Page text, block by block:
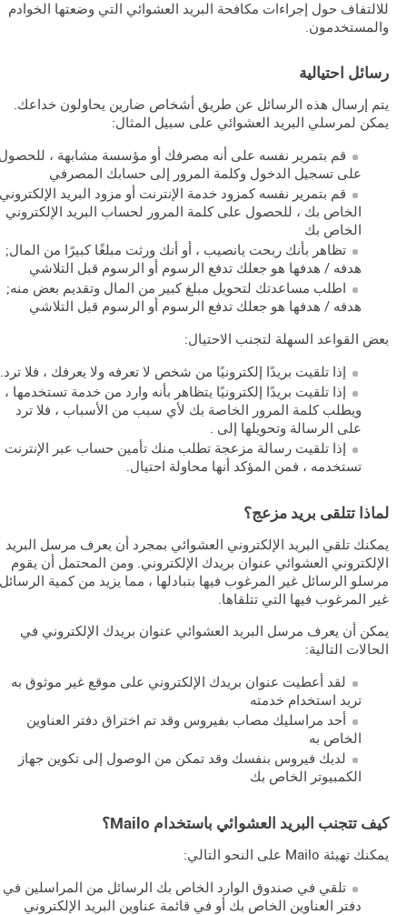
للالتفاف حول إجراءات مكافحة البريد العشوائي التي وضعتها الخوادم
والمستخدمون.
رسائل احتيالية
يتم إرسال هذه الرسائل عن طريق أشخاص ضارين يحاولون خداعك.
يمكن لمرسلي البريد العشوائي على سبيل المثال:
قم بتمرير نفسه على أنه مصرفك أو مؤسسة مشابهة ،
على تسجيل الدخول وكلمة المرور إلى حسابك المصرفي
قم بتمرير نفسه كمزود خدمة الإنترنت أو مزود البريد الإلكتروني
الخاص بك ، للحصول على كلمة المرور لحساب البريد الإلكتروني
الخاص بك
تظاهر بأنك ربحت يانصيب ، أو أنك ورثت مبلغًا كبيرًا من المال;
هدفه / هدفها هو جعلك تدفع الرسوم أو الرسوم قبل التلاشي
اطلب مساعدتك لتحويل مبلغ كبير من المال وتقديم بعض منه;
هدفه / هدفها هو جعلك تدفع الرسوم أو الرسوم قبل التلاشي
بعض القواعد السهلة لتجنب الاحتيال:
إذا تلقيت بريدًا إلكترونيًا من شخص لا تعرفه ولا يعرفك ، فلا ترد.
إذا تلقيت بريدًا إلكترونيًا يتظاهر بأنه وارد من خدمة تستخدمها ،
ويطلب كلمة المرور الخاصة بك لأي سبب من الأسباب ، فلا ترد
على الرسالة وتحويلها إلى .
إذا تلقيت رسالة مزعجة تطلب منك تأمين حساب عبر الإنترنت
تستخدمه ، فمن المؤكد أنها محاولة احتيال.
لماذا تتلقى بريد مزعج؟
يمكنك تلقي البريد الإلكتروني العشوائي بمجرد أن يعرف مرسل البريد
الإلكتروني العشوائي عنوان بريدك الإلكتروني. ومن المحتمل أن يقوم
مرسلو الرسائل غير المرغوب فيها بتبادلها ، مما يزيد من كمية الرسائل
غير المرغوب فيها التي تتلقاها.
يمكن أن يعرف مرسل البريد العشوائي عنوان بريدك الإلكتروني في
الحالات التالية:
لقد أعطيت عنوان بريدك الإلكتروني على موقع غير موثوق به
تريد استخدام خدمته
أحد مراسليك مصاب بفيروس وقد تم اختراق دفتر العناوين
الخاص به
لديك فيروس بنفسك وقد تمكن من الوصول إلى تكوين جهاز
الكمبيوتر الخاص بك
كيف تتجنب البريد العشوائي باستخدام Mailo؟
يمكنك تهيئة Mailo على النحو التالي:
تلقي في صندوق الوارد الخاص بك الرسائل من المراسلين في
دفتر العناوين الخاص بك أو في قائمة عناوين البريد الإلكتروني